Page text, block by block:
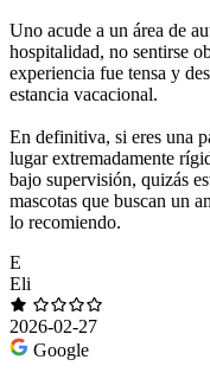
Uno acude a un área de
hospitalidad, no sentirse
experiencia fue tensa y
estancia vacacional.
En definitiva, si eres una
lugar extremadamente
bajo supervisión, quizás
mascotas que buscan un
lo recomiendo.
E
Eli
2026-02-27
Google